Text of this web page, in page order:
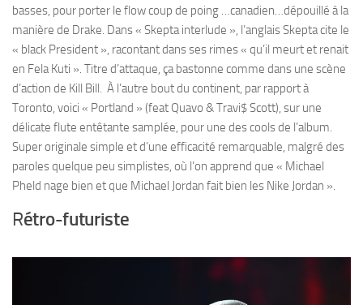
basses, pour porter le flow coup de poing …canadien…dépouillé à la
manière de Drake. Dans « Skepta interlude », l’anglais Skepta cite le
« black President », racontant dans ses rimes « qu’il meurt et renait
en Fela Kuti ». Titre d’attaque, ça bastonne comme dans une scène
d’action de Kill Bill. À l’autre bout du continent, par rapport à
Toronto, voici « Portland » (feat Quavo & Travi$ Scott), sur une
délicate flute entêtante samplée, pour une des cools de l’album.
Super originale simple et d’une efficacité remarquable, malgré des
paroles quelque peu simplistes, où l’on apprend que « Michael
Pheld nage bien et que Michael Jordan fait bien les Nike Jordan ».
Rétro-futuriste